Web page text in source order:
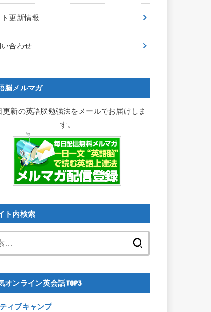
更新情報
い合わせ
脳メルマガ
更新の英語脳勉強法をメールでお届けしま
す。
ト内検索
オンライン英会話TOP3
ィブキャンプ